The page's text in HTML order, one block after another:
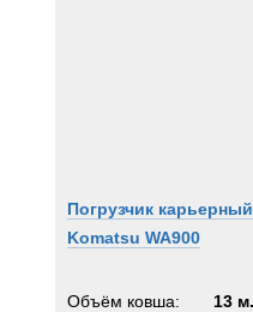
Погрузчик карьерный
Komatsu WA900
Объём ковша:
13